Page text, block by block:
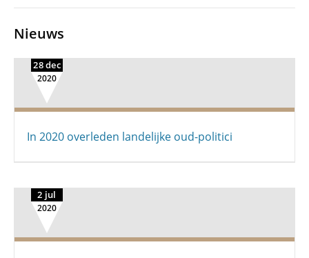
Nieuws
28 dec
2020
In 2020 overleden landelijke oud-politici
2 jul
2020